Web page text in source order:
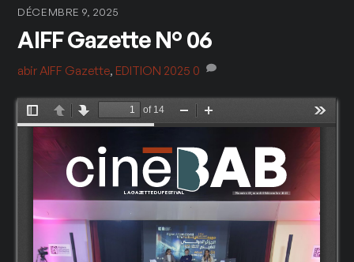
DÉCEMBRE 9, 2025
AIFF Gazette N° 06
abirAIFF Gazette, EDITION 2025 0